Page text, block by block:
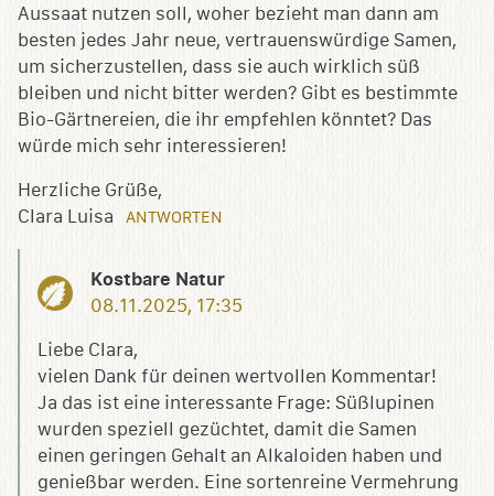
Aussaat nutzen soll, woher bezieht man dann am
besten jedes Jahr neue, vertrauenswürdige Samen,
um sicherzustellen, dass sie auch wirklich süß
bleiben und nicht bitter werden? Gibt es bestimmte
Bio-Gärtnereien, die ihr empfehlen könntet? Das
würde mich sehr interessieren!
Herzliche Grüße,
Clara Luisa
ANTWORTEN
Kostbare Natur
08.11.2025, 17:35
Liebe Clara,
vielen Dank für deinen wertvollen Kommentar!
Ja das ist eine interessante Frage: Süßlupinen
wurden speziell gezüchtet, damit die Samen
einen geringen Gehalt an Alkaloiden haben und
genießbar werden. Eine sortenreine Vermehrung